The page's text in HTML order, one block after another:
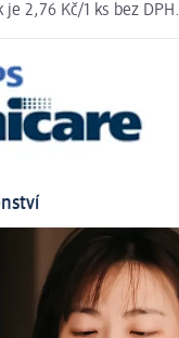
je 2,76 Kč/1 ks bez DPH.